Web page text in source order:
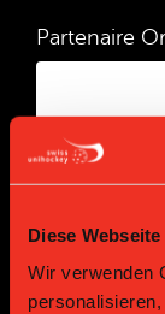
Diese
Wir verwenden
Partenaire Or
Partenaire Or